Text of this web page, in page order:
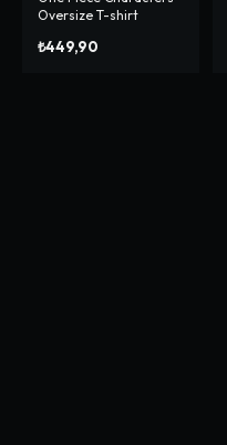
Oversize T-shirt
₺449,90